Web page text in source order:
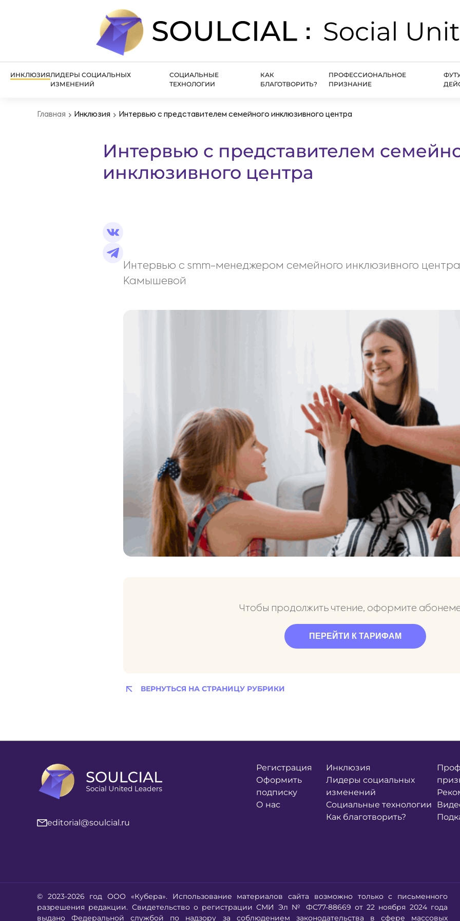
ИНКЛЮЗИЯЛИДЕРЫ СОЦИАЛЬНЫХ
ИЗМЕНЕНИЙ
СОЦИАЛЬНЫЕ
ТЕХНОЛОГИИ
КАК
БЛАГОТВОРИТЬ?
ПРОФЕССИОНАЛЬНОЕ
ПРИЗНАНИЕ
Главная Инклюзия Интервью с представителем семейного инклюзивного центра
Интервью с представителем
инклюзивного центра
Интервью с smm-менеджером семейного инклюзивного
Камышевой
Чтобы продолжить чтение, оформите
ПЕРЕЙТИ К ТАРИФАМ
ВЕРНУТЬСЯ НА СТРАНИЦУ РУБРИКИ
editorial@soulcial.ru
Регистрация
Оформить
подписку
О нас
Инклюзия
Лидеры социальных
изменений
Социальные технологии
Как благотворить?
© 2023-2026 год ООО «Кубера». Использование материалов сайта возможно только с письменного
разрешения редакции. Свидетельство о регистрации СМИ Эл № ФС77-88669 от 22 ноября 2024 года
выдано Федеральной службой по надзору за соблюдением законодательства в сфере массовых